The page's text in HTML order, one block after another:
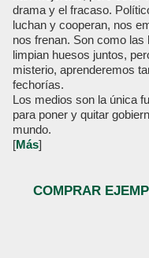
drama y el fracaso.
luchan y cooperan, nos
nos frenan. Son como
limpian huesos juntos,
misterio, aprenderemos
fechorías.
Los medios son la única
para poner y quitar
mundo.
[Más]
COMPRAR